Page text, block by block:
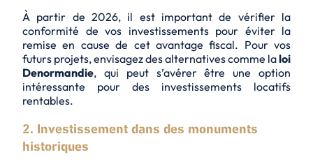
À partir de 2026, il est important de vérifier la
conformité de vos investissements pour éviter la
remise en cause de cet avantage fiscal. Pour vos
futurs projets, envisagez des alternatives comme laloi
Denormandie, qui peut s’avérer être une option
intéressante pour des investissements locatifs
rentables.
2. Investissement dans des monuments
historiques